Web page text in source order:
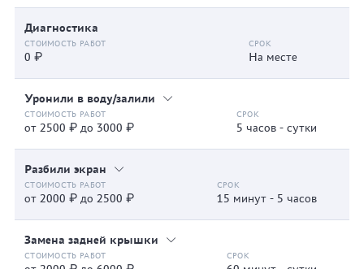
Диагностика
0 ₽ На месте
Уронили в воду/залили
от 2500 ₽ до 3000 ₽ 5 часов - сутки
Разбили экран
от 2000 ₽ до 2500 ₽ 15 минут - 5 часов
Замена задней крышки